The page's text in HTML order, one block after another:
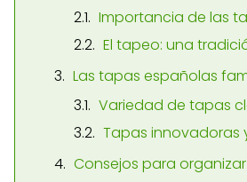
Importancia de las
El tapeo: una
Las tapas españolas
Variedad de tapas
Tapas innovadoras
Consejos para